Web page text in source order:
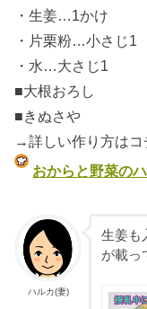
・生姜…1かけ
・片栗粉…小さじ1
・水…大さじ1
■大根おろし
■きぬさや
→詳しい作り方はコ
おからと野菜の
ハルカ(妻)
生姜も
が載っ